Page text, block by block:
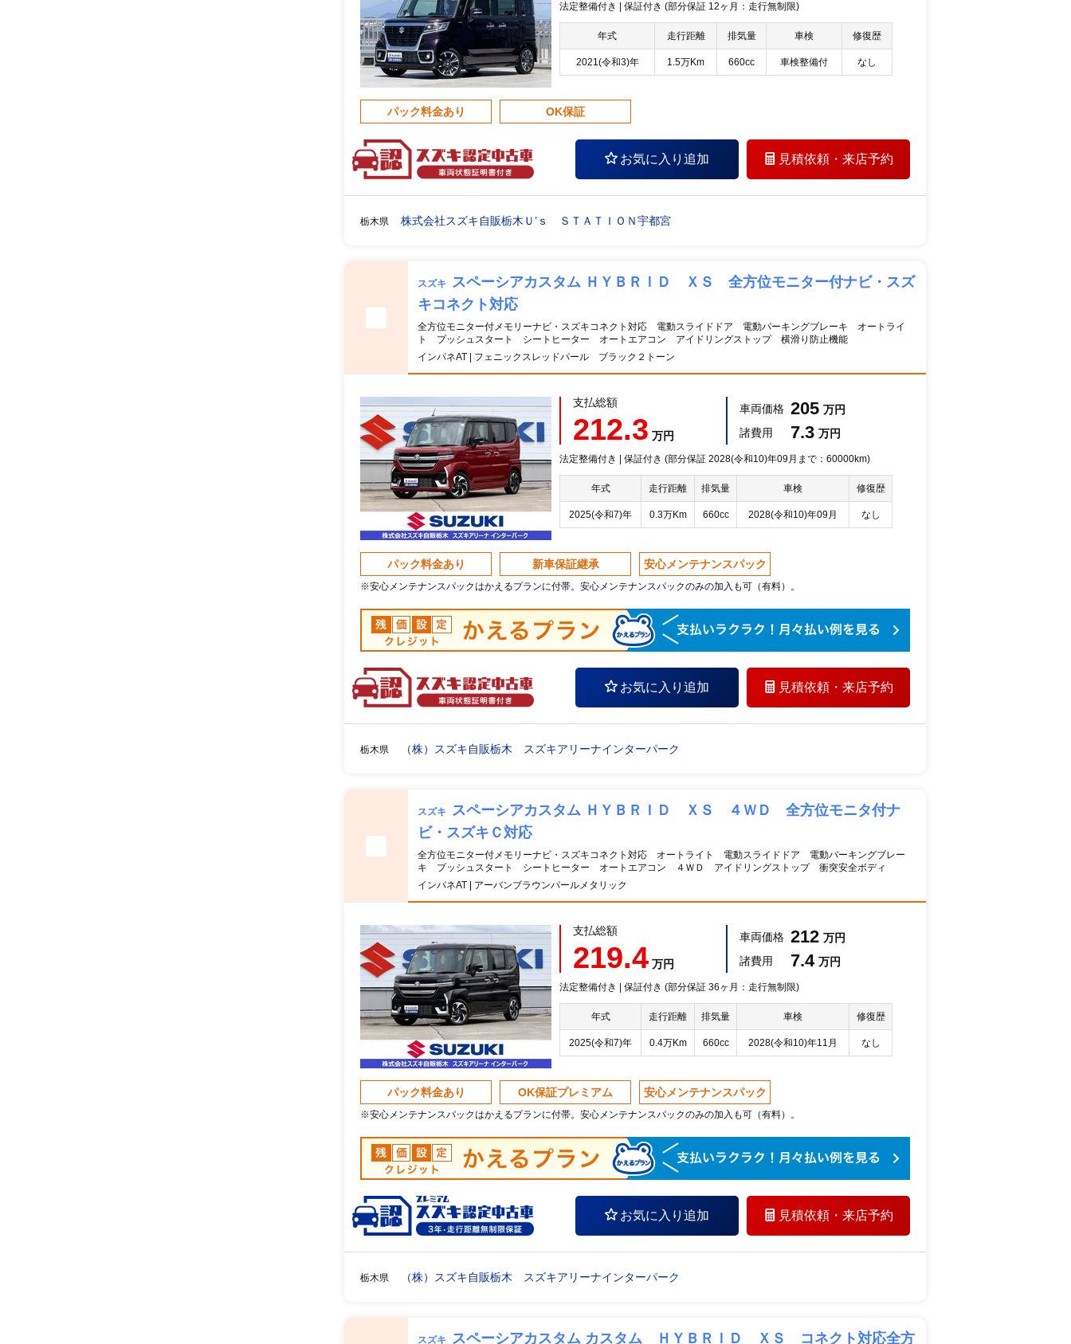
法定整備付き | 保証付き (部分保証 12ヶ月：走行無制限)
年式 走行距離 排気量 車検 修復歴
2021(令和3)年 1.5万Km 660cc 車検整備付 なし
パック料金あり OK保証
お気に入り追加 見積依頼・ 来店予約
栃木県 株式会社スズキ自販栃木Ｕ’ｓ ＳＴＡＴＩＯＮ宇都宮
スズキ
スペーシアカスタム ＨＹＢＲＩＤ ＸＳ 全方位モニター付ナビ・スズ
キコネクト対応
全方位モニター付メモリーナビ・スズキコネクト対応 電動スライドドア 電動パーキングブレーキ オートライ
ト プッシュスタート シートヒーター オートエアコン アイドリングストップ 横滑り防止機能
インパネAT | フェニックスレッドパール ブラック２トーン
支払総額
212.3 万円
車両価格 205 万円
諸費用
7.3 万円
法定整備付き | 保証付き (部分保証 2028(令和10)年09月まで：60000km)
年式 走行距離 排気量 車検 修復歴
2025(令和7)年 0.3万Km 660cc 2028(令和10)年09月 なし
パック料金あり 新車保証継承 安心メンテナンスパック
※安心メンテナンスパックはかえるプランに付帯。安心メンテナンスパックのみの加入も可（有料）。
お気に入り追加 見積依頼・ 来店予約
栃木県 （株）スズキ自販栃木 スズキアリーナインターパーク
スズキ
スペーシアカスタム ＨＹＢＲＩＤ ＸＳ ４ＷＤ 全方位モニタ付ナ
ビ・スズキＣ対応
全方位モニター付メモリーナビ・スズキコネクト対応 オートライト 電動スライドドア 電動パーキングブレー
キ プッシュスタート シートヒーター オートエアコン ４ＷＤ アイドリングストップ 衝突安全ボディ
インパネAT | アーバンブラウンパールメタリック
支払総額
219.4 万円
車両価格 212 万円
諸費用
7.4 万円
法定整備付き | 保証付き (部分保証 36ヶ月：走行無制限)
年式 走行距離 排気量 車検 修復歴
2025(令和7)年 0.4万Km 660cc 2028(令和10)年11月 なし
パック料金あり OK保証プレミアム 安心メンテナンスパック
※安心メンテナンスパックはかえるプランに付帯。安心メンテナンスパックのみの加入も可（有料）。
お気に入り追加 見積依頼・ 来店予約
栃木県 （株）スズキ自販栃木 スズキアリーナインターパーク
スズキ スペーシアカスタム カスタム ＨＹＢＲＩＤ ＸＳ コネクト対応全方